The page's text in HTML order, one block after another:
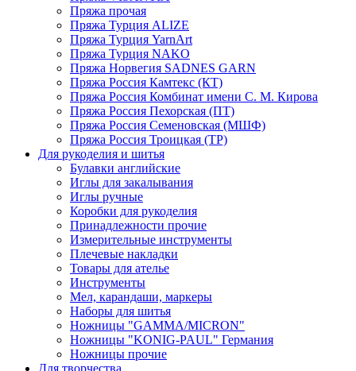
Пряжа прочая
Пряжа Турция ALIZE
Пряжа Турция YarnArt
Пряжа Турция NAKO
Пряжа Норвегия SADNES GARN
Пряжа Россия Камтекс (КТ)
Пряжа Россия Комбинат имени С. М. Кирова
Пряжа Россия Пехорская (ПТ)
Пряжа Россия Семеновская (МШФ)
Пряжа Россия Троицкая (ТР)
Для рукоделия и шитья
Булавки английские
Иглы для закалывания
Иглы ручные
Коробки для рукоделия
Принадлежности прочие
Измерительные инструменты
Плечевые накладки
Товары для ателье
Инструменты
Мел, карандаши, маркеры
Наборы для шитья
Ножницы "GAMMA/MICRON"
Ножницы "KONIG-PAUL" Германия
Ножницы прочие
Для творчества